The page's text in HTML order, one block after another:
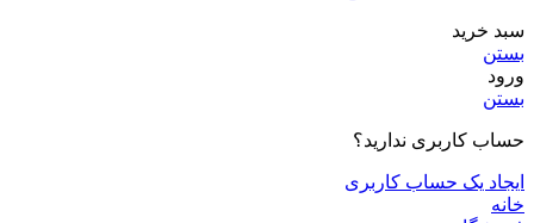
سبد خرید
بستن
ورود
بستن
حساب کاربری ندارید؟
ایجاد یک حساب کاربری
خانه